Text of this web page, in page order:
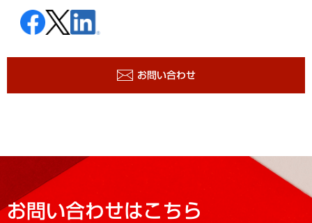
お問い合わせ
お問い合わせはこちら